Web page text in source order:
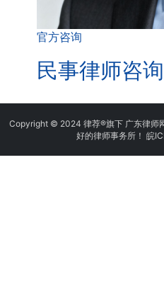
官方咨询
民事律师咨询
Copyright © 2024 律荐®旗下 广东律师
好的律师事务所！ 皖